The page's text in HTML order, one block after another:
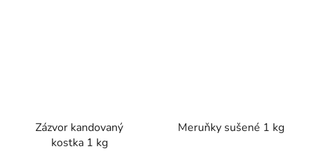
Zázvor kandovaný
kostka 1 kg
Meruňky sušené 1 kg